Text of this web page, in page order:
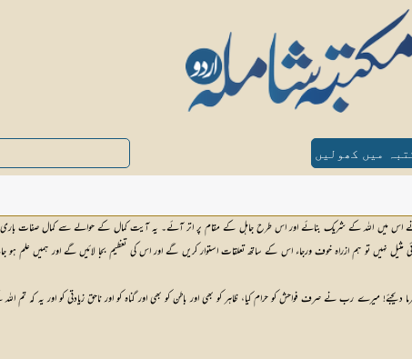
میں کھولیں
میں اللہ کے شریک بنائے اور اس طرح جاہل کے مقام پر اتر آئے۔ یہ آیت کمال کے حوالے سے کمال صفات
نہیں تو ہم ازراہ خوف ورجاء اس کے ساتھ تعلقات استوار کریں گے اور اس کی تعظیم بجا لائیں گے اور ہمیں علم ہو